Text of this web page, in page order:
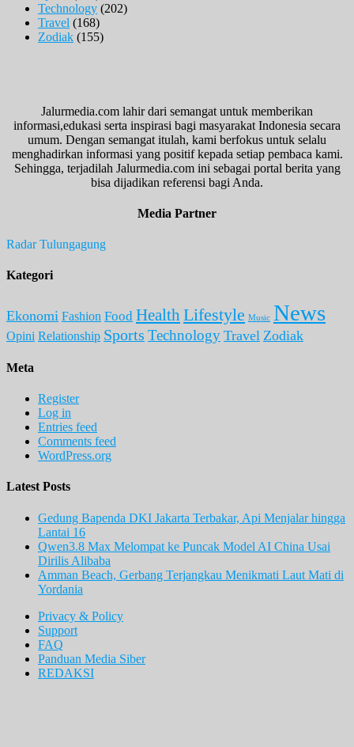
Technology (202)
Travel (168)
Zodiak (155)
Jalurmedia.com lahir dari semangat untuk memberikan
informasi,edukasi serta inspirasi bagi masyarakat Indonesia secara
umum. Dengan semangat itulah, kami berfokus untuk selalu
menghadirkan informasi yang positif kepada setiap pembaca kami.
Sehingga, terjadilah Jalurmedia.com ini sebagai portal berita yang
bisa dijadikan referensi bagi Anda.
Media Partner
Radar Tulungagung
Kategori
Ekonomi Fashion Food Health Lifestyle Music News
Opini Relationship Sports Technology Travel Zodiak
Meta
Register
Log in
Entries feed
Comments feed
WordPress.org
Latest Posts
Gedung Bapenda DKI Jakarta Terbakar, Api Menjalar hingga
Lantai 16
Qwen3.8 Max Melompat ke Puncak Model AI China Usai
Dirilis Alibaba
Amman Beach, Gerbang Terjangkau Menikmati Laut Mati di
Yordania
Privacy & Policy
Support
FAQ
Panduan Media Siber
REDAKSI